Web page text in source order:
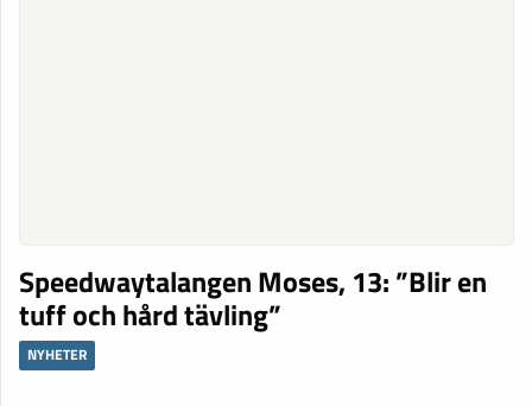
Speedwaytalangen Moses, 13: ”Blir en
tuff och hård tävling”
NYHETER